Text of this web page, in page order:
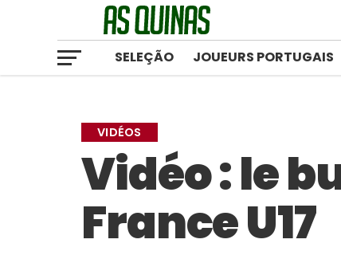
SELEÇÃO JOUEURS PORTUGAIS
VIDÉOS
Vidéo : le
France U17